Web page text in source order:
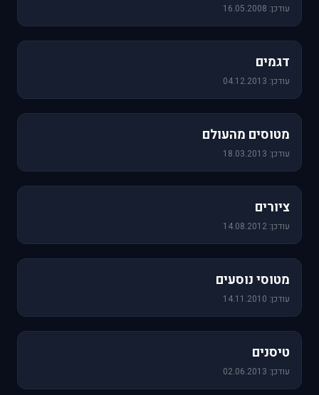
עודכן: 16.05.2008
דגמים
עודכן: 04.12.2013
מטוסים מהעולם
עודכן: 18.03.2013
ציורים
עודכן: 14.08.2012
מטוסי נוסעים
עודכן: 14.11.2010
טיסנים
עודכן: 02.06.2013